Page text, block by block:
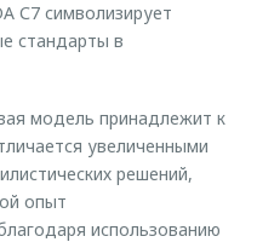
С7 символизирует
стандарты в
модель принадлежит к
увеличенными
решений,
опыт
использованию